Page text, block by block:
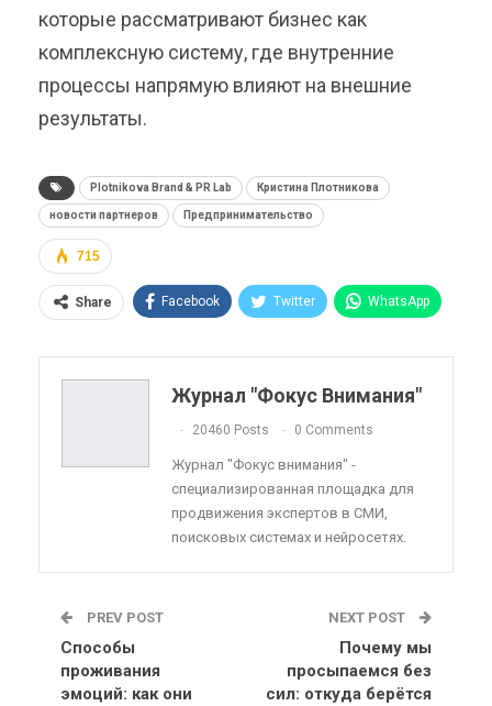
которые рассматривают бизнес как
комплексную систему, где внутренние
процессы напрямую влияют на внешние
результаты.
Plotnikova Brand & PR Lab Кристина Плотникова
новости партнеров Предпринимательство
715
Share Facebook Twitter WhatsApp
Telegram VK Viber
Linkedin Tumblr
Журнал "Фокус Внимания"
20460 Posts 0 Comments
Журнал "Фокус внимания" -
специализированная площадка для
продвижения экспертов в СМИ,
поисковых системах и нейросетях.
PREV POST
Способы
проживания
эмоций: как они
NEXT POST
Почему мы
просыпаемся без
сил: откуда берётся